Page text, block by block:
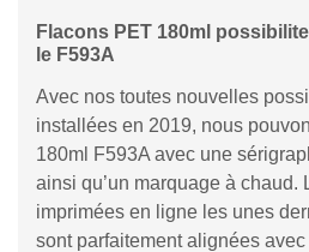
Flacons PET 180ml
le F593A
Avec nos toutes nouvelles
installées en 2019, nous
180ml F593A avec une
ainsi qu’un marquage à chaud.
imprimées en ligne les unes
sont parfaitement alignées